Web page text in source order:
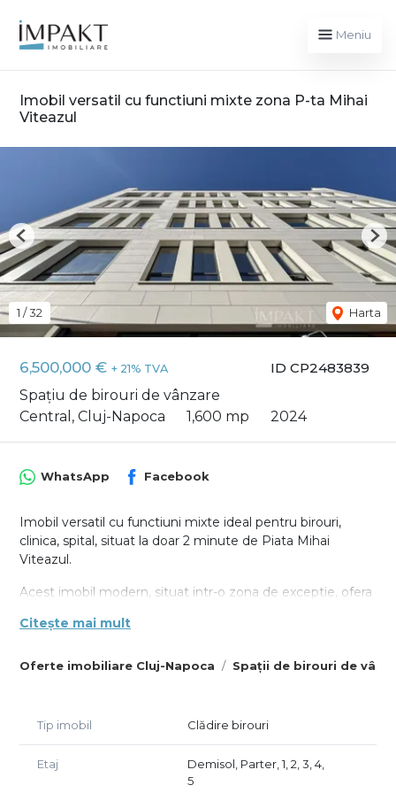
Meniu
Imobil versatil cu functiuni mixte zona P-ta Mihai
Viteazul
ID CP2483839
6,500,000 € + 21% TVA
Spațiu de birouri de vânzare
Central, Cluj-Napoca
1,600 mp 2024
1 /32 Harta
Previous
Oferte imobiliare Cluj-Napoca Spații de birouri de
WhatsApp Facebook
Imobil versatil cu functiuni mixte ideal pentru birouri,
clinica, spital, situat la doar 2 minute de Piata Mihai
Viteazul.
Acest imobil modern, situat intr-o zona de exceptie, ofera
flexibile si compartimentarii generoase. Cladirea este
auto si camera pompelor ( cca 328 m²)
Subsol 1: Parcari auto (415 m²)
Cele 2 subsoluri permit parcarea a pana la 23-25
autoturisme iar curtea interioara permite parcarea a inca
Citește mai mult
Tip imobil Clădire birouri
Etaj
Demisol, Parter, 1, 2, 3, 4,
5